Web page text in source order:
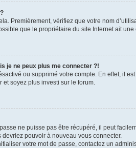
Premièrement, vérifiez que votre nom
que le propriétaire du site Internet ait
je ne peux plus me connecter ?!
ou supprimé votre compte. En effet, il
soyez plus investi sur le forum.
ne puisse pas être récupéré, il peut
pouvoir à nouveau vous connecter.
votre mot de passe, contactez un